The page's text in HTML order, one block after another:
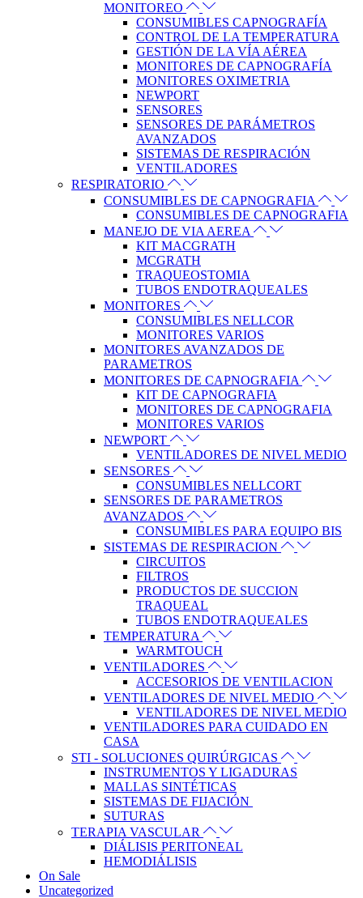
MONITOREO
CONSUMIBLES CAPNOGRAFÍA
CONTROL DE LA TEMPERATURA
GESTIÓN DE LA VÍA AÉREA
MONITORES DE CAPNOGRAFÍA
MONITORES OXIMETRIA
NEWPORT
SENSORES
SENSORES DE PARÁMETROS
AVANZADOS
SISTEMAS DE RESPIRACIÓN
VENTILADORES
RESPIRATORIO
CONSUMIBLES DE CAPNOGRAFIA
CONSUMIBLES DE CAPNOGRAFIA
MANEJO DE VIA AEREA
KIT MACGRATH
MCGRATH
TRAQUEOSTOMIA
TUBOS ENDOTRAQUEALES
MONITORES
CONSUMIBLES NELLCOR
MONITORES VARIOS
MONITORES AVANZADOS DE
PARAMETROS
MONITORES DE CAPNOGRAFIA
KIT DE CAPNOGRAFIA
MONITORES DE CAPNOGRAFIA
MONITORES VARIOS
NEWPORT
VENTILADORES DE NIVEL MEDIO
SENSORES
CONSUMIBLES NELLCORT
SENSORES DE PARAMETROS
AVANZADOS
CONSUMIBLES PARA EQUIPO BIS
SISTEMAS DE RESPIRACION
CIRCUITOS
FILTROS
PRODUCTOS DE SUCCION
TRAQUEAL
TUBOS ENDOTRAQUEALES
TEMPERATURA
WARMTOUCH
VENTILADORES
ACCESORIOS DE VENTILACION
VENTILADORES DE NIVEL MEDIO
VENTILADORES DE NIVEL MEDIO
VENTILADORES PARA CUIDADO EN
CASA
STI - SOLUCIONES QUIRÚRGICAS
INSTRUMENTOS Y LIGADURAS
MALLAS SINTÉTICAS
SISTEMAS DE FIJACIÓN
SUTURAS
TERAPIA VASCULAR
DIÁLISIS PERITONEAL
HEMODIÁLISIS
On Sale
Uncategorized